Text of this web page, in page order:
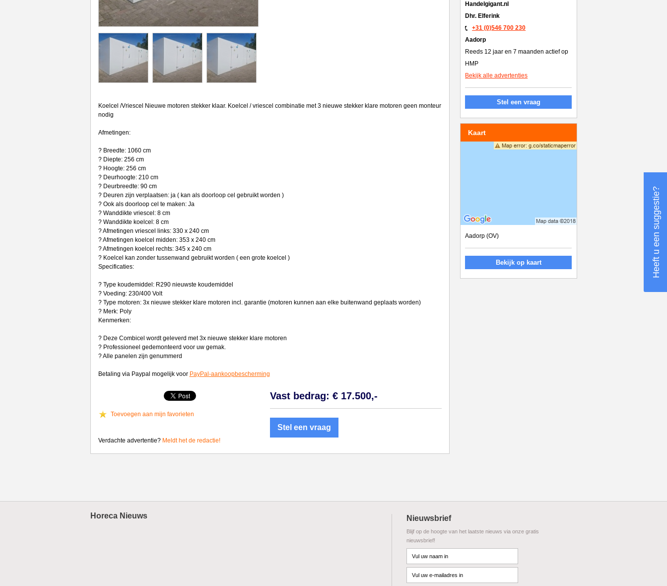
Koelcel /Vriescel Nieuwe motoren stekker klaar. Koelcel / vriescel combinatie met 3 nieuwe stekker klare motoren geen monteur
nodig
Afmetingen:
? Breedte: 1060 cm
? Diepte: 256 cm
? Hoogte: 256 cm
? Deurhoogte: 210 cm
? Deurbreedte: 90 cm
? Deuren zijn verplaatsen: ja ( kan als doorloop cel gebruikt worden )
? Ook als doorloop cel te maken: Ja
? Wanddikte vriescel: 8 cm
? Wanddikte koelcel: 8 cm
? Afmetingen vriescel links: 330 x 240 cm
? Afmetingen koelcel midden: 353 x 240 cm
? Afmetingen koelcel rechts: 345 x 240 cm
? Koelcel kan zonder tussenwand gebruikt worden ( een grote koelcel )
Specificaties:
? Type koudemiddel: R290 nieuwste koudemiddel
? Voeding: 230/400 Volt
? Type motoren: 3x nieuwe stekker klare motoren incl. garantie (motoren kunnen aan elke buitenwand geplaats worden)
? Merk: Poly
Kenmerken:
? Deze Combicel wordt geleverd met 3x nieuwe stekker klare motoren
? Professioneel gedemonteerd voor uw gemak.
? Alle panelen zijn genummerd
Betaling via Paypal mogelijk voor PayPal-aankoopbescherming
Toevoegen aan mijn favorieten
Vast bedrag: € 17.500,-
Stel een vraag
Verdachte advertentie? Meldt het de redactie!
Handelgigant.nl
Dhr. Elferink
+31 (0)546 700 230
Aadorp
Reeds 12 jaar en 7 maanden actief op
HMP
Bekijk alle advertenties
Stel een vraag
Kaart
Aadorp (OV)
Bekijk op kaart
Horeca Nieuws Nieuwsbrief
Blijf op de hoogte van het laatste nieuws via onze gratis
nieuwsbrief!
Heeft u een suggestie?